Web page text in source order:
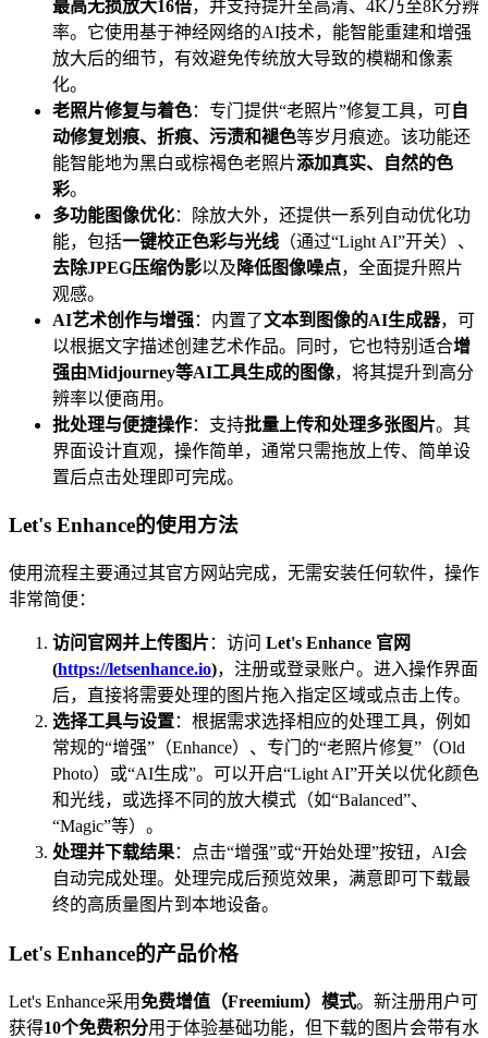
最高无损放大16倍，并支持提升至高清、4K乃至8K分辨
率。它使用基于神经网络的AI技术，能智能重建和增强
放大后的细节，有效避免传统放大导致的模糊和像素
化。
老照片修复与着色：专门提供“老照片”修复工具，可自
动修复划痕、折痕、污渍和褪色等岁月痕迹。该功能还
能智能地为黑白或棕褐色老照片添加真实、自然的色
彩。
多功能图像优化：除放大外，还提供一系列自动优化功
能，包括一键校正色彩与光线 （通过“Light AI”开关）、
去除JPEG压缩伪影以及 降低图像噪点，全面提升照片
观感。
AI艺术创作与增强：内置了文本到图像的AI生成器，可
以根据文字描述创建艺术作品。同时，它也特别适合增
强由Midjourney等AI工具生成的图像，将其提升到高分
辨率以便商用。
批处理与便捷操作：支持批量上传和处理多张图片。其
界面设计直观，操作简单，通常只需拖放上传、简单设
置后点击处理即可完成。
Let's Enhance的使用方法
使用流程主要通过其官方网站完成，无需安装任何软件，操作
非常简便：
访问官网并上传图片：访问 Let's Enhance 官网
(https://letsenhance.io)，注册或登录账户。进入操作界面
后，直接将需要处理的图片拖入指定区域或点击上传。
选择工具与设置：根据需求选择相应的处理工具，例如
常规的“增强”（Enhance）、专门的“老照片修复”（Old
Photo）或“AI生成”。可以开启“Light AI”开关以优化颜色
和光线，或选择不同的放大模式（如“Balanced”、
“Magic”等）。
处理并下载结果：点击“增强”或“开始处理”按钮，AI会
自动完成处理。处理完成后预览效果，满意即可下载最
终的高质量图片到本地设备。
Let's Enhance的产品价格
Let's Enhance采用免费增值（Freemium）模式。新注册用户可
获得10个免费积分用于体验基础功能，但下载的图片会带有水